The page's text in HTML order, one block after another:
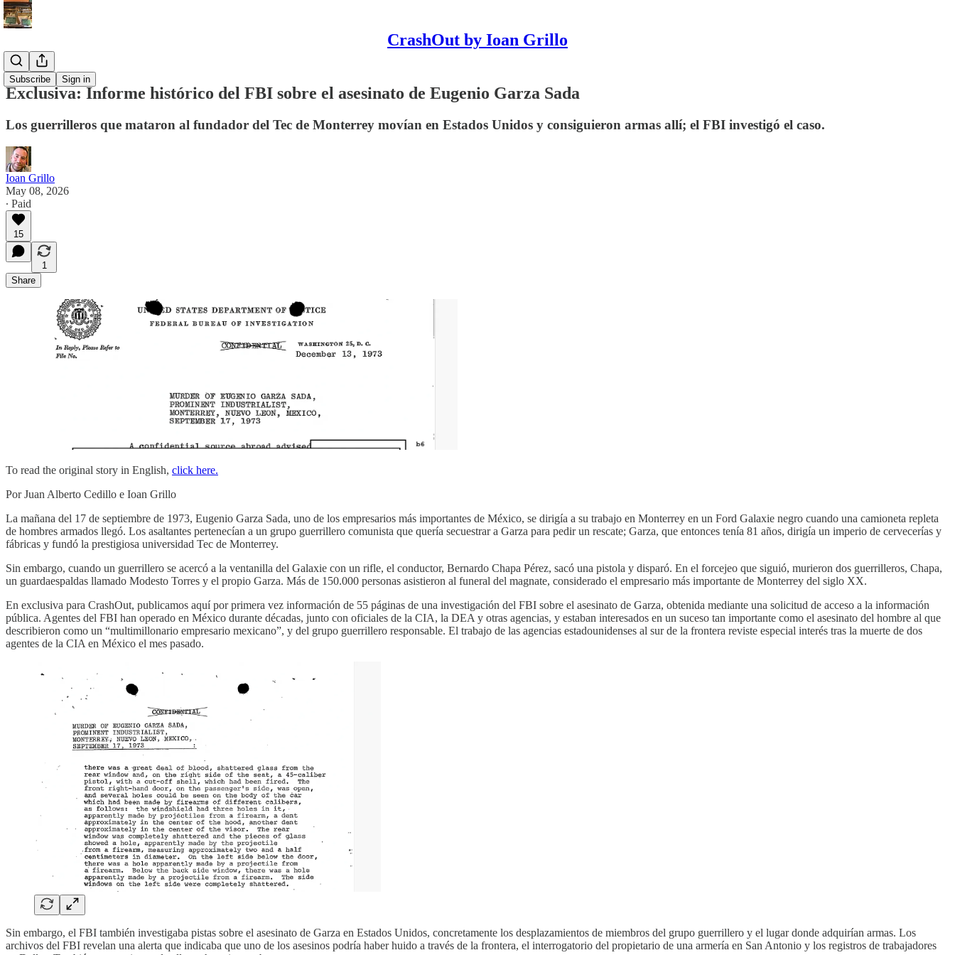
CrashOut by Ioan Grillo
Subscribe Sign in
Español
Exclusiva: Informe histórico del FBI sobre el asesinato de Eugenio Garza Sada
Los guerrilleros que mataron al fundador del Tec de Monterrey movían en Estados Unidos y consiguieron armas allí; el FBI investigó el caso.
Ioan Grillo
May 08, 2026
∙ Paid
15
1
Share
To read the original story in English, click here.
Por Juan Alberto Cedillo e Ioan Grillo
La mañana del 17 de septiembre de 1973, Eugenio Garza Sada, uno de los empresarios más importantes de México, se dirigía a su trabajo en Monterrey en un Ford Galaxie negro cuando una camioneta repleta
de hombres armados llegó. Los asaltantes pertenecían a un grupo guerrillero comunista que quería secuestrar a Garza para pedir un rescate; Garza, que entonces tenía 81 años, dirigía un imperio de cervecerías y
fábricas y fundó la prestigiosa universidad Tec de Monterrey.
Sin embargo, cuando un guerrillero se acercó a la ventanilla del Galaxie con un rifle, el conductor, Bernardo Chapa Pérez, sacó una pistola y disparó. En el forcejeo que siguió, murieron dos guerrilleros, Chapa,
un guardaespaldas llamado Modesto Torres y el propio Garza. Más de 150.000 personas asistieron al funeral del magnate, considerado el empresario más importante de Monterrey del siglo XX.
En exclusiva para CrashOut, publicamos aquí por primera vez información de 55 páginas de una investigación del FBI sobre el asesinato de Garza, obtenida mediante una solicitud de acceso a la información
pública. Agentes del FBI han operado en México durante décadas, junto con oficiales de la CIA, la DEA y otras agencias, y estaban interesados ​​en un suceso tan importante como el asesinato del hombre al que
describieron como un “multimillonario empresario mexicano”, y del grupo guerrillero responsable. El trabajo de las agencias estadounidenses al sur de la frontera reviste especial interés tras la muerte de dos
agentes de la CIA en México el mes pasado.
Sin embargo, el FBI también investigaba pistas sobre el asesinato de Garza en Estados Unidos, concretamente los desplazamientos de miembros del grupo guerrillero y el lugar donde adquirían armas. Los
archivos del FBI revelan una alerta que indicaba que uno de los asesinos podría haber huido a través de la frontera, el interrogatorio del propietario de una armería en San Antonio y los registros de trabajadores